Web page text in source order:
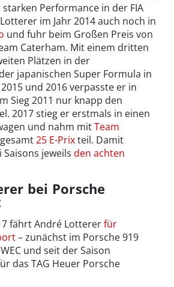
Performance in der FIA
im Jahr 2014 auch noch in
und fuhr beim Großen Preis von
Caterham. Mit einem dritten
Plätzen in der
japanischen Super Formula in
und 2016 verpasste er in
Sieg 2011 nur knapp den
2017 stieg er erstmals in einen
und nahm mitTeam
25 E-Prixteil. Damit
jeweils den achten
bei Porsche
fährt André Lottererfür
– zunächst im Porsche 919
und seit der Saison
das TAG Heuer Porsche